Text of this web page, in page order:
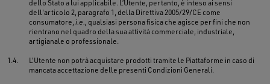
dello Stato a lui applicabile. L’Utente, pertanto, è inteso ai sensi
dell'articolo 2, paragrafo 1, della Direttiva 2005/29/CE come
consumatore,i.e., qualsiasi persona fisica che agisce per fini che non
rientrano nel quadro della sua attività commerciale, industriale,
artigianale o professionale.
1.4.
L'Utente non potrà acquistare prodotti tramite le Piattaforme in caso di
mancata accettazione delle presenti Condizioni Generali.